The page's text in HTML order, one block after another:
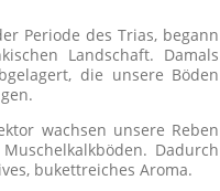
Periode des Trias, begann
Landschaft. Damals
die unsere Böden
wachsen unsere Reben
Dadurch
bukettreiches Aroma.